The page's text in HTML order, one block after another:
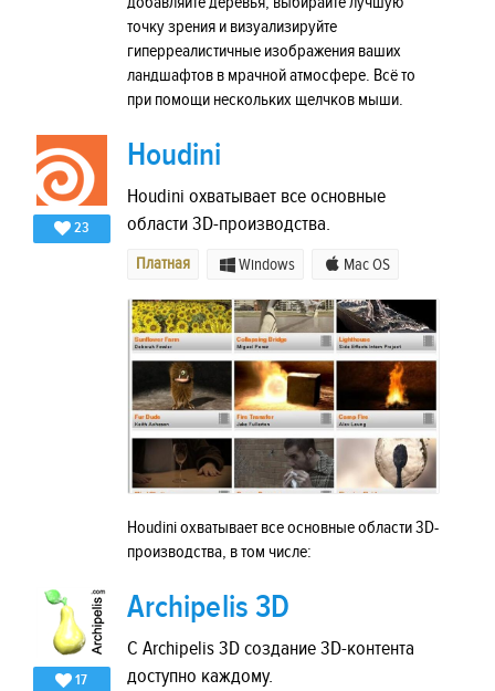
точку зрения и визуализируйте
гиперреалистичные изображения ваших
ландшафтов в мрачной атмосфере. Всё то
при помощи нескольких щелчков мыши.
23
Houdini
Houdini охватывает все основные
области 3D-производства.
Платная Windows Mac OS
Houdini охватывает все основные области 3D-
производства, в том числе:
17
Archipelis 3D
С Archipelis 3D создание 3D-контента
доступно каждому.